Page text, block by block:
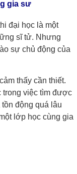
gia sư
đại học là một
sĩ tử. Nhưng
sự chủ động của
thấy cần thiết.
trong việc tìm được
động quá lâu
lớp học cùng gia